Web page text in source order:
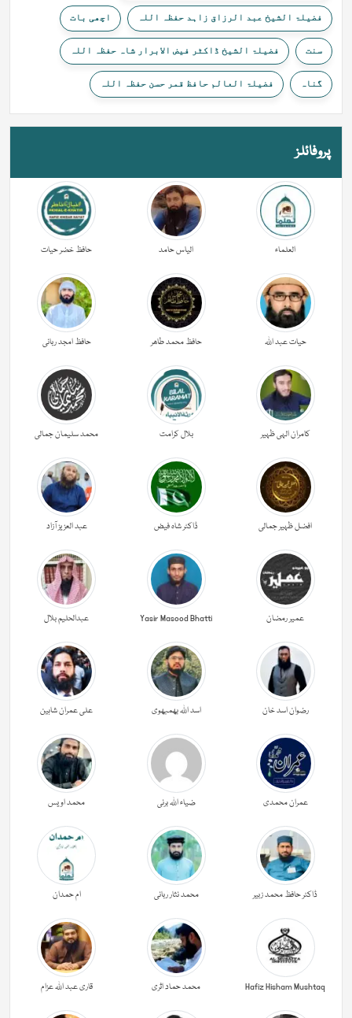
فضیلۃ الشیخ عبد الرزاق زاہد حفظہ اللہ اچھی بات
سنت فضیلۃ الشیخ ڈاکٹر فیض الابرار شاہ حفظہ اللہ
گناہ فضیلۃ العالم حافظ قمر حسن حفظہ اللہ
پروفائلز
العلماء الیاس حامد حافظ خضر حیات
حیات عبد اللہ حافظ محمد طاھر حافظ امجد ربانی
کامران الہی ظہیر بلال کرامت محمد سلیمان جمالی
افضل ظہیر جمالی ڈاکٹر شاہ فیض عبد العزیز آزاد
عمیر رمضان Yasir Masood Bhatti عبدالحليم بلال
رضوان اسد خان اسد اللہ بھمبھوی علی عمران شاہین
عمران محمدی ضیاء اللہ برنی محمد اویس
ڈاکٹر حافظ محمد زبیر محمد نثار ربانی ام حمدان
Hafiz Hisham Mushtaq محمد حماد اثری قاری عبد اللہ عزام